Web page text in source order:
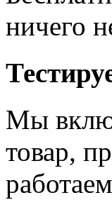
ничего
Мы
товар,